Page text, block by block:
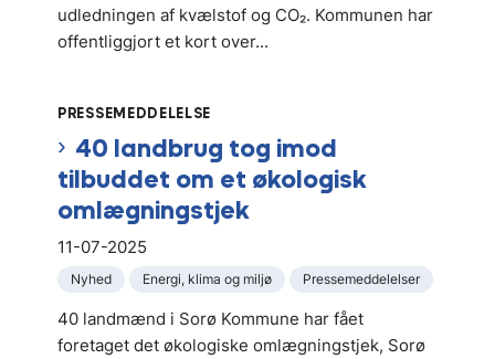
udledningen af kvælstof og CO₂. Kommunen har
offentliggjort et kort over...
PRESSEMEDDELELSE
40 landbrug tog imod
tilbuddet om et økologisk
omlægningstjek
11-07-2025
Nyhed Energi, klima og miljø Pressemeddelelser
40 landmænd i Sorø Kommune har fået
foretaget det økologiske omlægningstjek, Sorø